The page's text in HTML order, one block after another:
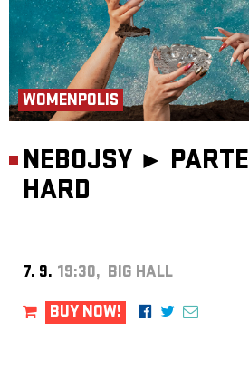
WOMENPOLIS
NEBOJSY ► PARTE
HARD
7. 9. 19:30, BIG HALL
BUY NOW!